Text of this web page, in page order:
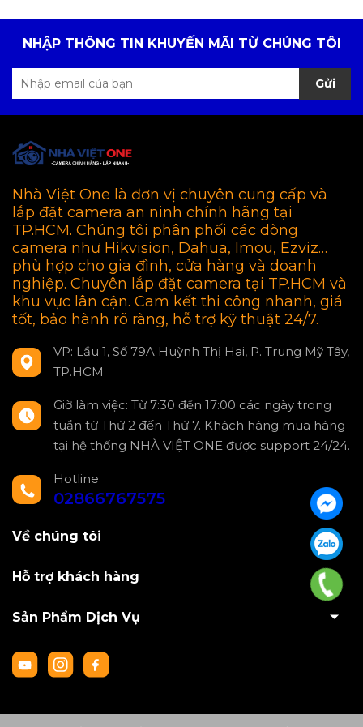
NHẬP THÔNG TIN KHUYẾN MÃI TỪ CHÚNG TÔI
Gửi
Nhà Việt One là đơn vị chuyên cung cấp và
lắp đặt camera an ninh chính hãng tại
TP.HCM. Chúng tôi phân phối các dòng
camera như Hikvision, Dahua, Imou, Ezviz…
phù hợp cho gia đình, cửa hàng và doanh
nghiệp. Chuyên lắp đặt camera tại TP.HCM và
khu vực lân cận. Cam kết thi công nhanh, giá
tốt, bảo hành rõ ràng, hỗ trợ kỹ thuật 24/7.
VP: Lầu 1, Số 79A Huỳnh Thị Hai, P. Trung Mỹ Tây,
TP.HCM
Giờ làm việc: Từ 7:30 đến 17:00 các ngày trong
tuần từ Thứ 2 đến Thứ 7. Khách hàng mua hàng
tại hệ thống NHÀ VIỆT ONE được support 24/24.
Hotline
02866767575
Về chúng tôi
Hỗ trợ khách hàng
Sản Phẩm Dịch Vụ